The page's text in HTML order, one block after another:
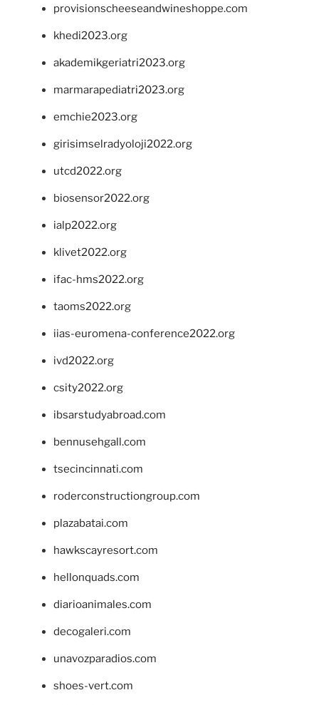
provisionscheeseandwineshoppe.com
khedi2023.org
akademikgeriatri2023.org
marmarapediatri2023.org
emchie2023.org
girisimselradyoloji2022.org
utcd2022.org
biosensor2022.org
ialp2022.org
klivet2022.org
ifac-hms2022.org
taoms2022.org
iias-euromena-conference2022.org
ivd2022.org
csity2022.org
ibsarstudyabroad.com
bennusehgall.com
tsecincinnati.com
roderconstructiongroup.com
plazabatai.com
hawkscayresort.com
hellonquads.com
diarioanimales.com
decogaleri.com
unavozparadios.com
shoes-vert.com